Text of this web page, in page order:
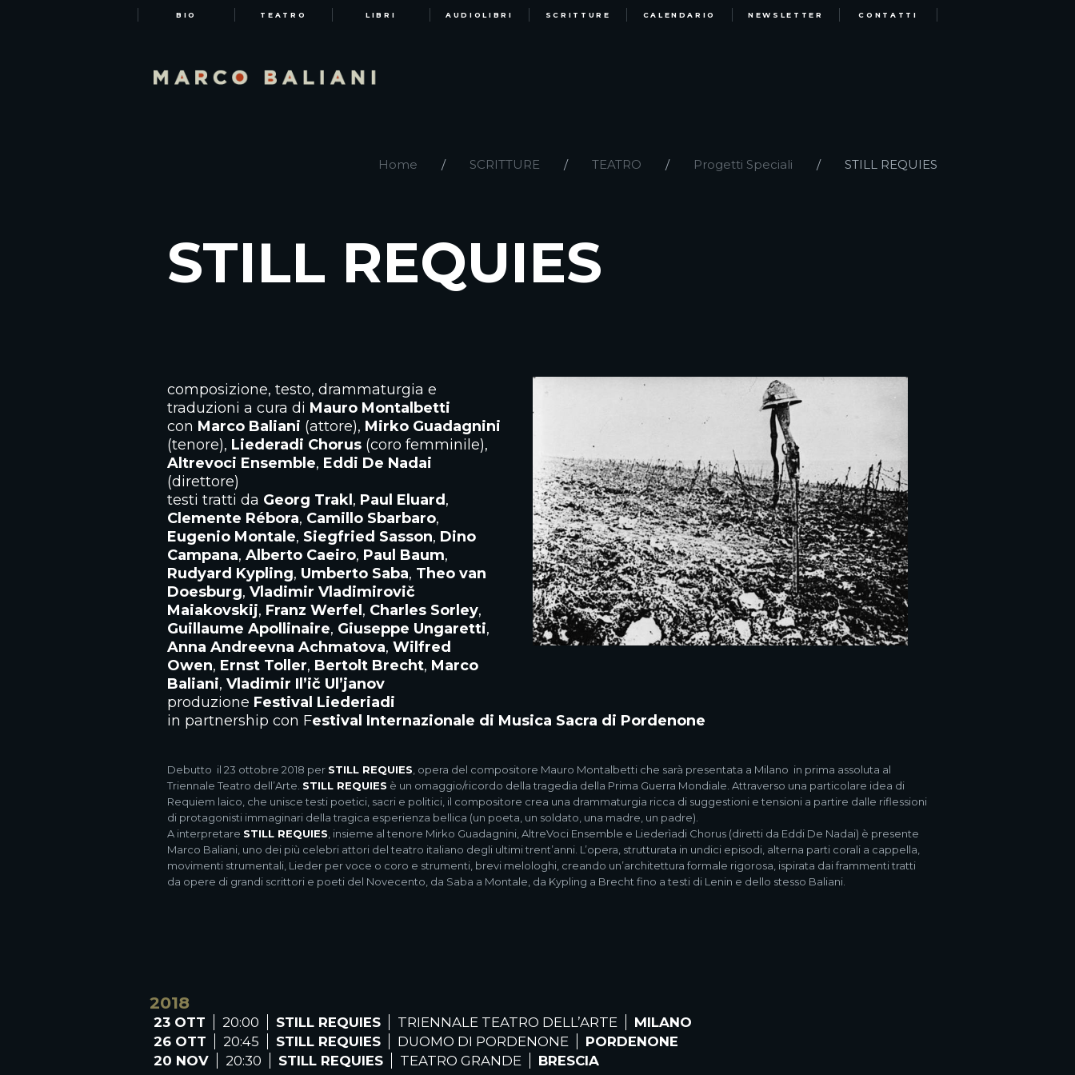
BIO TEATRO LIBRI AUDIOLIBRI SCRITTURE CALENDARIO NEWSLETTER CONTATTI
Home SCRITTURE TEATRO Progetti Speciali STILL REQUIES
STILL REQUIES
composizione, testo, drammaturgia e
traduzioni a cura di Mauro Montalbetti
con Marco Baliani (attore), Mirko Guadagnini
(tenore), Liederadi Chorus (coro femminile),
Altrevoci Ensemble, Eddi De Nadai
(direttore)
testi tratti da Georg Trakl, Paul Eluard,
Clemente Rébora, Camillo Sbarbaro,
Eugenio Montale, Siegfried Sasson, Dino
Campana,Alberto Caeiro, Paul Baum,
Rudyard Kypling, Umberto Saba, Theo van
Doesburg,Vladimir Vladimirovič
Maiakovskij, Franz Werfel, Charles Sorley,
Guillaume Apollinaire, Giuseppe Ungaretti,
Anna Andreevna Achmatova,Wilfred
Owen, Ernst Toller, Bertolt Brecht, Marco
Baliani,Vladimir Il’ič Ul’janov
produzione Festival Liederiadi
in partnership con Festival Internazionale di Musica Sacra di Pordenone
Debutto il 23 ottobre 2018 per STILL REQUIES , opera del compositore Mauro Montalbetti che sarà presentata a Milano in prima assoluta al
Triennale Teatro dell’Arte. STILL REQUIES è un omaggio/ricordo della tragedia della Prima Guerra Mondiale. Attraverso una particolare idea di
Requiem laico, che unisce testi poetici, sacri e politici, il compositore crea una drammaturgia ricca di suggestioni e tensioni a partire dalle riflessioni
di protagonisti immaginari della tragica esperienza bellica (un poeta, un soldato, una madre, un padre).
A interpretare STILL REQUIES , insieme al tenore Mirko Guadagnini, AltreVoci Ensemble e Liederìadi Chorus (diretti da Eddi De Nadai) è presente
Marco Baliani, uno dei più celebri attori del teatro italiano degli ultimi trent’anni. L’opera, strutturata in undici episodi, alterna parti corali a cappella,
movimenti strumentali, Lieder per voce o coro e strumenti, brevi melologhi, creando un’architettura formale rigorosa, ispirata dai frammenti tratti
da opere di grandi scrittori e poeti del Novecento, da Saba a Montale, da Kypling a Brecht fino a testi di Lenin e dello stesso Baliani.
2018
23 OTT 20:00 STILL REQUIES TRIENNALE TEATRO DELL’ARTE
MILANO
26 OTT
20:45 STILL REQUIES DUOMO DI PORDENONE
PORDENONE
20 NOV
20:30 STILL REQUIES TEATRO GRANDE BRESCIA